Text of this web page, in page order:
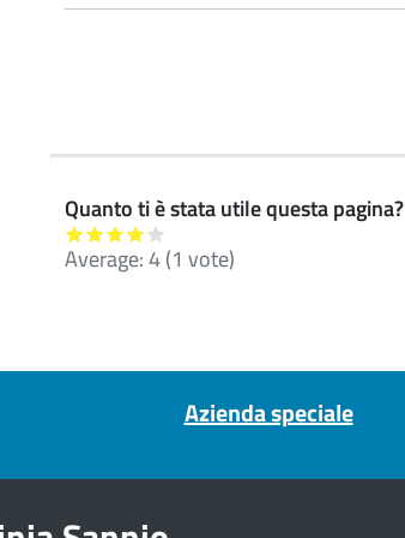
Quanto ti è stata utile questa pagina?
Average:4(1 vote)
Azienda speciale